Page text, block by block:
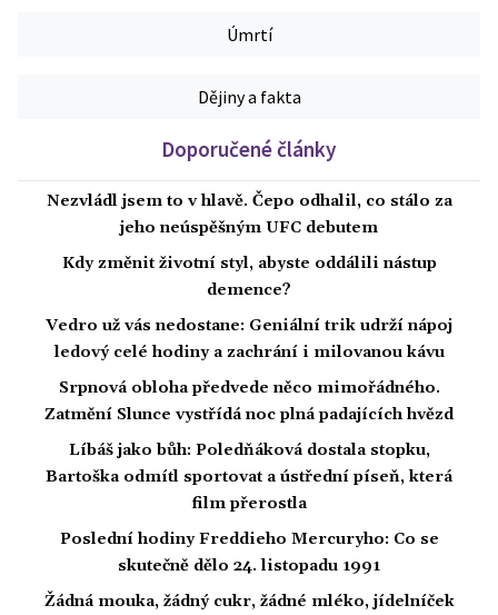
Úmrtí
Dějiny a fakta
Doporučené články
Nezvládl jsem to v hlavě. Čepo odhalil, co stálo za
jeho neúspěšným UFC debutem
Kdy změnit životní styl, abyste oddálili nástup
demence?
Vedro už vás nedostane: Geniální trik udrží nápoj
ledový celé hodiny a zachrání i milovanou kávu
Srpnová obloha předvede něco mimořádného.
Zatmění Slunce vystřídá noc plná padajících hvězd
Líbáš jako bůh: Poledňáková dostala stopku,
Bartoška odmítl sportovat a ústřední píseň, která
film přerostla
Poslední hodiny Freddieho Mercuryho: Co se
skutečně dělo 24. listopadu 1991
Žádná mouka, žádný cukr, žádné mléko, jídelníček